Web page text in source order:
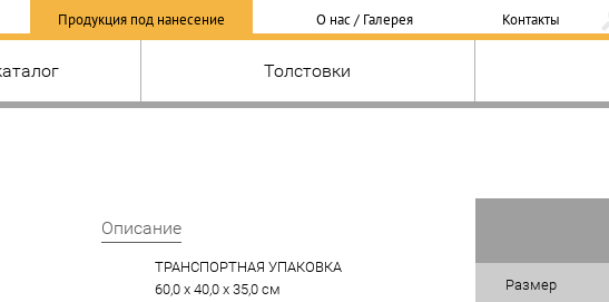
Продукция под нанесение О нас / Галерея Контакты
Толстовки
Размер
Описание
ТРАНСПОРТНАЯ УПАКОВКА
60,0 x 40,0 x 35,0 см